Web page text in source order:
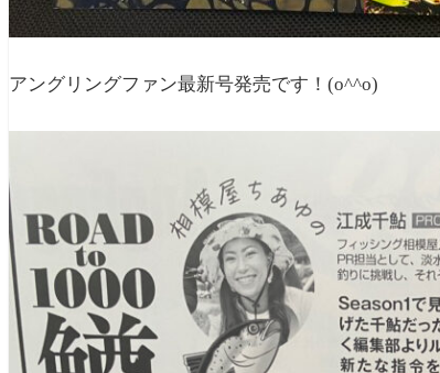
アングリングファン最新号発売です！(o^^o)